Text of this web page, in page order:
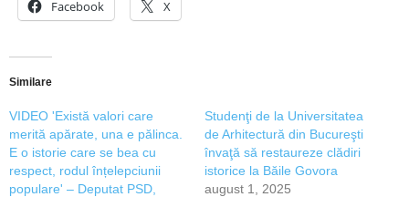
Facebook X
Similare
VIDEO 'Există valori care
merită apărate, una e pălinca.
E o istorie care se bea cu
respect, rodul înțelepciunii
populare' – Deputat PSD,
Studenţi de la Universitatea
de Arhitectură din Bucureşti
învaţă să restaureze clădiri
istorice la Băile Govora
august 1, 2025